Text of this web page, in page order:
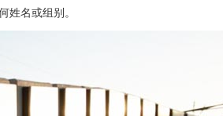
姓名或组别。